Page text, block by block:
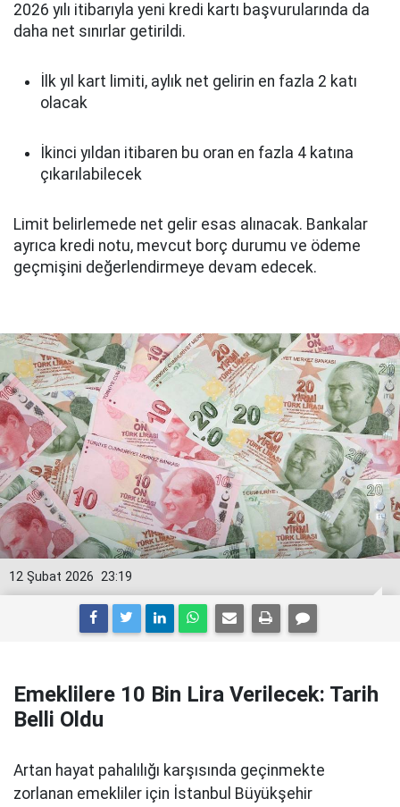
2026 yılı itibarıyla yeni kredi kartı başvurularında da
daha net sınırlar getirildi.
İlk yıl kart limiti, aylık net gelirin en fazla 2 katı
olacak
İkinci yıldan itibaren bu oran en fazla 4 katına
çıkarılabilecek
Limit belirlemede net gelir esas alınacak. Bankalar
ayrıca kredi notu, mevcut borç durumu ve ödeme
geçmişini değerlendirmeye devam edecek.
23:19
12 Şubat 2026
Emeklilere 10 Bin Lira Verilecek: Tarih
Belli Oldu
Artan hayat pahalılığı karşısında geçinmekte
zorlanan emekliler için İstanbul Büyükşehir